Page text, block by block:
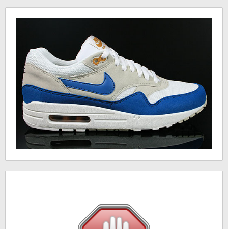
Dein Warenkorb ist leer!
Weiter einkaufen
Nike Air Max 1